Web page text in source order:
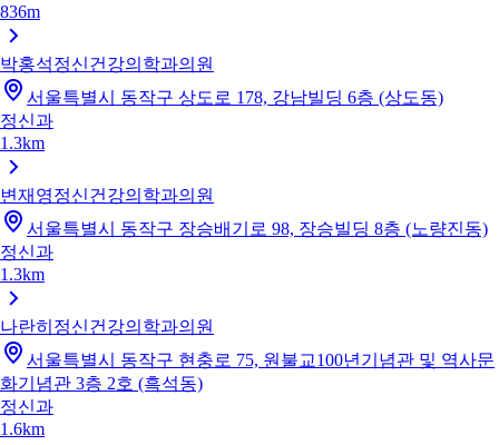
836m
박홍석정신건강의학과의원
서울특별시 동작구 상도로 178, 강남빌딩 6층 (상도동)
정신과
1.3km
변재영정신건강의학과의원
서울특별시 동작구 장승배기로 98, 장승빌딩 8층 (노량진동)
정신과
1.3km
나란히정신건강의학과의원
서울특별시 동작구 현충로 75, 원불교100년기념관 및 역사문
화기념관 3층 2호 (흑석동)
정신과
1.6km